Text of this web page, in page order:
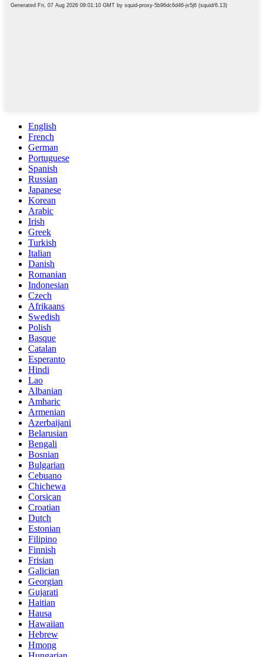
English
French
German
Portuguese
Spanish
Russian
Japanese
Korean
Arabic
Irish
Greek
Turkish
Italian
Danish
Romanian
Indonesian
Czech
Afrikaans
Swedish
Polish
Basque
Catalan
Esperanto
Hindi
Lao
Albanian
Amharic
Armenian
Azerbaijani
Belarusian
Bengali
Bosnian
Bulgarian
Cebuano
Chichewa
Corsican
Croatian
Dutch
Estonian
Filipino
Finnish
Frisian
Galician
Georgian
Gujarati
Haitian
Hausa
Hawaiian
Hebrew
Hmong